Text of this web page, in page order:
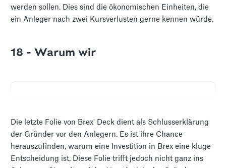
werden sollen. Dies sind die ökonomischen Einheiten, die
ein Anleger nach zwei Kursverlusten gerne kennen würde.
18 - Warum wir
Die letzte Folie von Brex' Deck dient als Schlusserklärung
der Gründer vor den Anlegern. Es ist ihre Chance
herauszufinden, warum eine Investition in Brex eine kluge
Entscheidung ist. Diese Folie trifft jedoch nicht ganz ins